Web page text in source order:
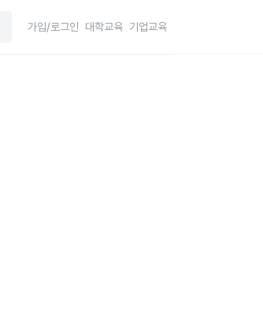
가입/로그인 대학교육 기업교육